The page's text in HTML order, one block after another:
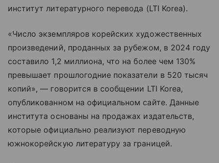
институт литературного перевода (LTI Korea).
«Число экземпляров корейских художественных
произведений, проданных за рубежом, в 2024 году
составило 1,2 миллиона, что на более чем 130%
превышает прошлогодние показатели в 520 тысяч
копий», — говорится в сообщении LTI Korea,
опубликованном на официальном сайте. Данные
института основаны на продажах издательств,
которые официально реализуют переводную
южнокорейскую литературу за границей.